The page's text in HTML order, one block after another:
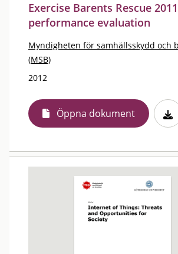
Exercise Barents Rescue
performance evaluation
Myndigheten för samhällsskydd och
(MSB)
2012
Öppna dokument